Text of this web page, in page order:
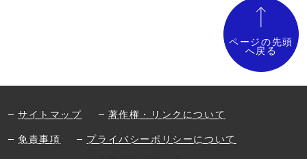
ページの先頭
へ戻る
サイトマップ 著作権・リンクについて
免責事項 プライバシーポリシーについて